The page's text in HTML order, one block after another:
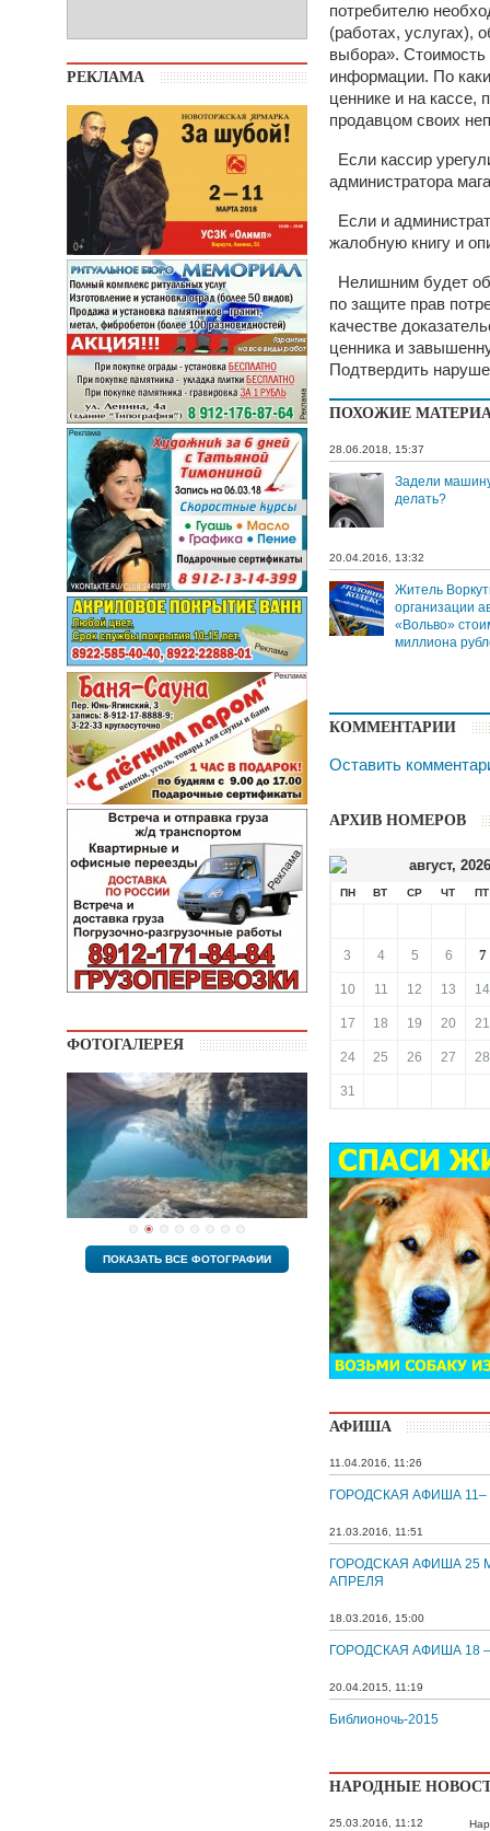
РЕКЛАМА
ФОТОГАЛЕРЕЯ
ПОКАЗАТЬ ВСЕ ФОТОГРАФИИ
потребителю
(работах, услугах),
выбора». Стоимость
информации. По
ценнике и на
продавцом своих
Если кассир
администратора
Если и
жалобную книгу и
Нелишним будет
по защите прав
качестве
ценника и
Подтвердить
ПОХОЖИЕ
28.06.2018, 15:37
Задели
делать?
20.04.2016, 13:32
Житель
организации
«Вольво»
миллиона
КОММЕНТАРИИ
Оставить
АРХИВ НОМЕРОВ
август, 2026
ПН ВТ СР ЧТ ПТ
3 4 5 6 7
10 11 12 13 14
17 18 19 20 21
24 25 26 27 28
31
АФИША
11.04.2016, 11:26
ГОРОДСКАЯ АФИША 11–
21.03.2016, 11:51
ГОРОДСКАЯ АФИША 25
АПРЕЛЯ
18.03.2016, 15:00
ГОРОДСКАЯ АФИША 18
20.04.2015, 11:19
Библионочь-2015
НАРОДНЫЕ
25.03.2016, 11:12